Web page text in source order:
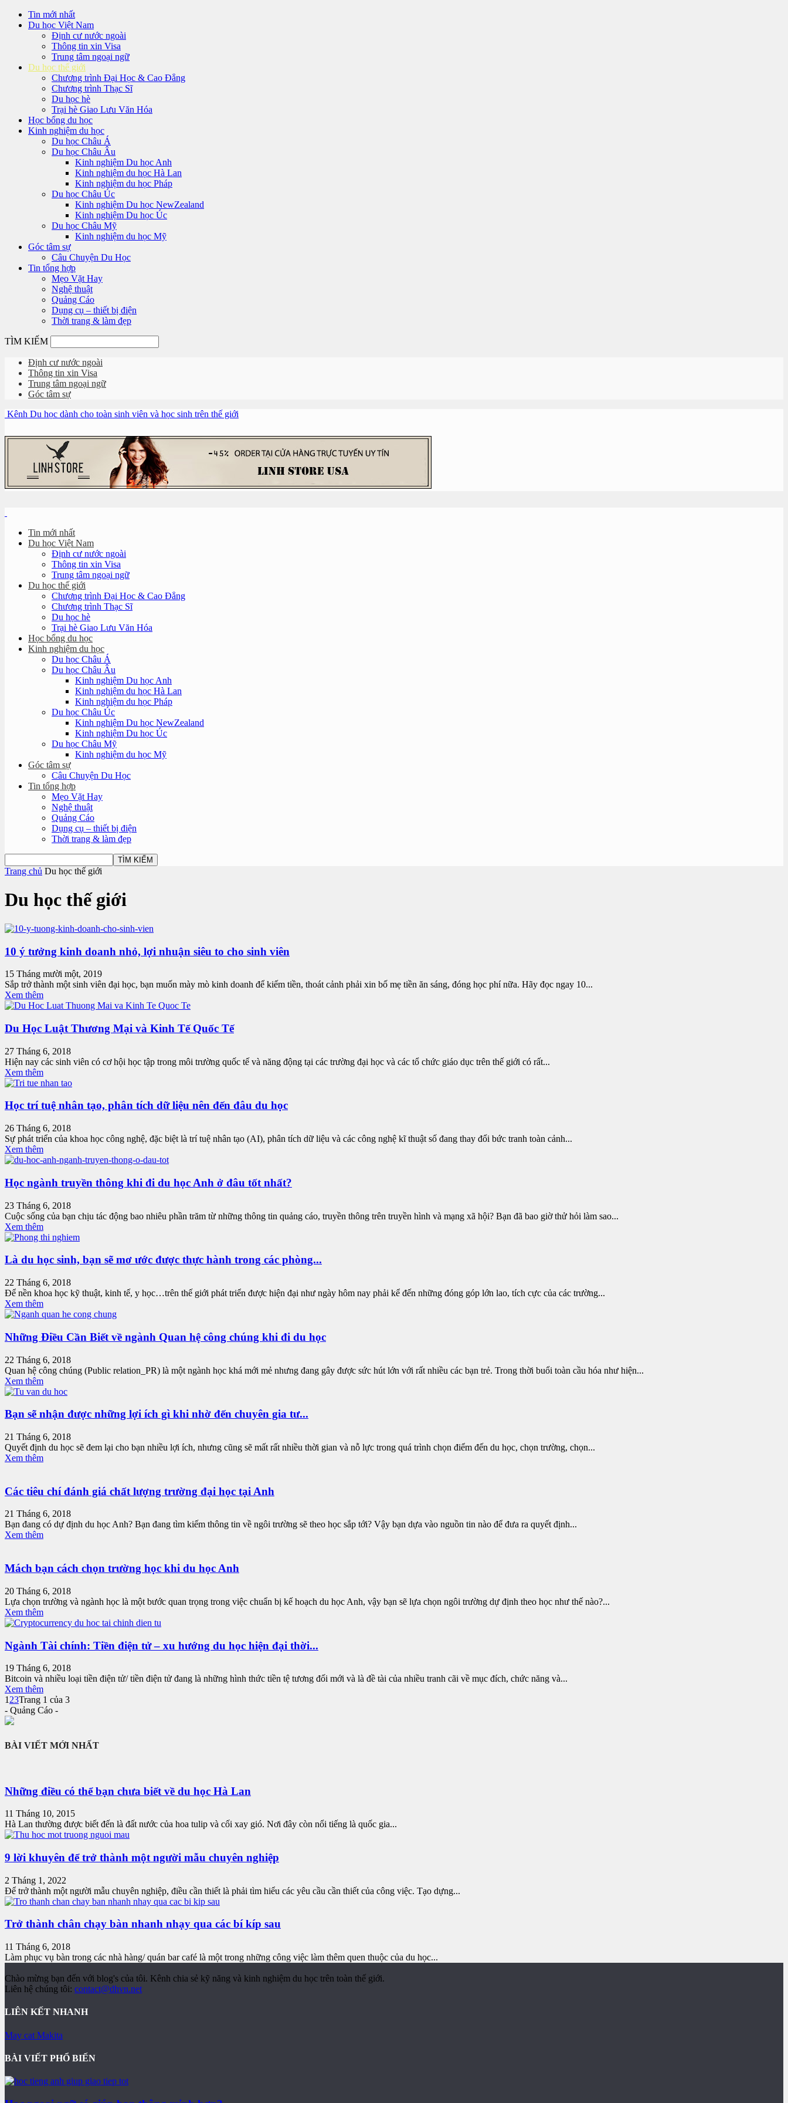
Tin mới nhất
Du học Việt Nam
Định cư nước ngoài
Thông tin xin Visa
Trung tâm ngoại ngữ
Du học thế giới
Chương trình Đại Học & Cao Đẳng
Chương trình Thạc Sĩ
Du học hè
Trại hè Giao Lưu Văn Hóa
Học bổng du học
Kinh nghiệm du học
Du học Châu Á
Du học Châu Âu
Kinh nghiệm Du học Anh
Kinh nghiệm du học Hà Lan
Kinh nghiệm du học Pháp
Du học Châu Úc
Kinh nghiệm Du học NewZealand
Kinh nghiệm Du học Úc
Du học Châu Mỹ
Kinh nghiệm du học Mỹ
Góc tâm sự
Câu Chuyện Du Học
Tin tổng hợp
Mẹo Vặt Hay
Nghệ thuật
Quảng Cáo
Dụng cụ – thiết bị điện
Thời trang & làm đẹp
TÌM KIẾM
Định cư nước ngoài
Thông tin xin Visa
Trung tâm ngoại ngữ
Góc tâm sự
Kênh Du học dành cho toàn sinh viên và học sinh trên thế giới
Tin mới nhất
Du học Việt Nam
Định cư nước ngoài
Thông tin xin Visa
Trung tâm ngoại ngữ
Du học thế giới
Chương trình Đại Học & Cao Đẳng
Chương trình Thạc Sĩ
Du học hè
Trại hè Giao Lưu Văn Hóa
Học bổng du học
Kinh nghiệm du học
Du học Châu Á
Du học Châu Âu
Kinh nghiệm Du học Anh
Kinh nghiệm du học Hà Lan
Kinh nghiệm du học Pháp
Du học Châu Úc
Kinh nghiệm Du học NewZealand
Kinh nghiệm Du học Úc
Du học Châu Mỹ
Kinh nghiệm du học Mỹ
Góc tâm sự
Câu Chuyện Du Học
Tin tổng hợp
Mẹo Vặt Hay
Nghệ thuật
Quảng Cáo
Dụng cụ – thiết bị điện
Thời trang & làm đẹp
Trang chủ Du học thế giới
Du học thế giới
10 ý tưởng kinh doanh nhỏ, lợi nhuận siêu to cho sinh viên
15 Tháng mười một, 2019
Sắp trở thành một sinh viên đại học, bạn muốn mày mò kinh doanh để kiếm tiền, thoát cảnh phải xin bố mẹ tiền ăn sáng, đóng học phí nữa. Hãy đọc ngay 10...
Xem thêm
Du Học Luật Thương Mại và Kinh Tế Quốc Tế
27 Tháng 6, 2018
Hiện nay các sinh viên có cơ hội học tập trong môi trường quốc tế và năng động tại các trường đại học và các tổ chức giáo dục trên thế giới có rất...
Xem thêm
Học trí tuệ nhân tạo, phân tích dữ liệu nên đến đâu du học
26 Tháng 6, 2018
Sự phát triển của khoa học công nghệ, đặc biệt là trí tuệ nhân tạo (AI), phân tích dữ liệu và các công nghệ kĩ thuật số đang thay đổi bức tranh toàn cảnh...
Xem thêm
Học ngành truyền thông khi đi du học Anh ở đâu tốt nhất?
23 Tháng 6, 2018
Cuộc sống của bạn chịu tác động bao nhiêu phần trăm từ những thông tin quảng cáo, truyền thông trên truyền hình và mạng xã hội? Bạn đã bao giờ thử hỏi làm sao...
Xem thêm
Là du học sinh, bạn sẽ mơ ước được thực hành trong các phòng...
22 Tháng 6, 2018
Để nền khoa học kỹ thuật, kinh tế, y học…trên thế giới phát triển được hiện đại như ngày hôm nay phải kể đến những đóng góp lớn lao, tích cực của các trường...
Xem thêm
Những Điều Cần Biết về ngành Quan hệ công chúng khi đi du học
22 Tháng 6, 2018
Quan hệ công chúng (Public relation_PR) là một ngành học khá mới mẻ nhưng đang gây được sức hút lớn với rất nhiều các bạn trẻ. Trong thời buổi toàn cầu hóa như hiện...
Xem thêm
Bạn sẽ nhận được những lợi ích gì khi nhờ đến chuyên gia tư...
21 Tháng 6, 2018
Quyết định du học sẽ đem lại cho bạn nhiều lợi ích, nhưng cũng sẽ mất rất nhiều thời gian và nỗ lực trong quá trình chọn điểm đến du học, chọn trường, chọn...
Xem thêm
Các tiêu chí đánh giá chất lượng trường đại học tại Anh
21 Tháng 6, 2018
Bạn đang có dự định du học Anh? Bạn đang tìm kiếm thông tin về ngôi trường sẽ theo học sắp tới? Vậy bạn dựa vào nguồn tin nào để đưa ra quyết định...
Xem thêm
Mách bạn cách chọn trường học khi du học Anh
20 Tháng 6, 2018
Lựa chọn trường và ngành học là một bước quan trọng trong việc chuẩn bị kế hoạch du học Anh, vậy bạn sẽ lựa chọn ngôi trường dự định theo học như thế nào?...
Xem thêm
Ngành Tài chính: Tiền điện tử – xu hướng du học hiện đại thời...
19 Tháng 6, 2018
Bitcoin và nhiều loại tiền điện tử/ tiền điện tử đang là những hình thức tiền tệ tương đối mới và là đề tài của nhiều tranh cãi về mục đích, chức năng và...
Xem thêm
1 23Trang 1 của 3
- Quảng Cáo -
BÀI VIẾT MỚI NHẤT
Những điều có thể bạn chưa biết về du học Hà Lan
11 Tháng 10, 2015
Hà Lan thường được biết đến là đất nước của hoa tulip và cối xay gió. Nơi đây còn nổi tiếng là quốc gia...
9 lời khuyên để trở thành một người mẫu chuyên nghiệp
2 Tháng 1, 2022
Để trở thành một người mẫu chuyên nghiệp, điều cần thiết là phải tìm hiểu các yêu cầu cần thiết của công việc. Tạo dựng...
Trở thành chân chạy bàn nhanh nhạy qua các bí kíp sau
11 Tháng 6, 2018
Làm phục vụ bàn trong các nhà hàng/ quán bar café là một trong những công việc làm thêm quen thuộc của du học...
Chào mừng bạn đến với blog's của tôi. Kênh chia sẻ kỹ năng và kinh nghiệm du học trên toàn thế giới.
Liên hệ chúng tôi: contact@dhvn.net
LIÊN KẾT NHANH
May cat Makita
BÀI VIẾT PHỔ BIẾN